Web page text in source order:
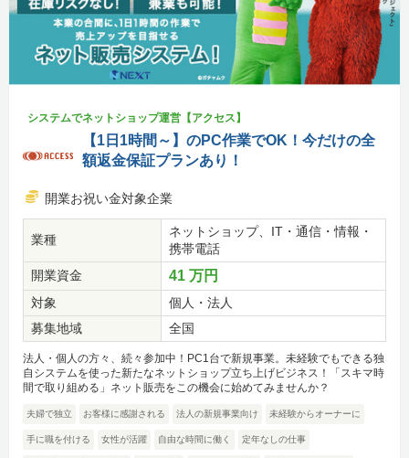
システムでネットショップ運営【アクセス】
【1日1時間～】のPC作業でOK！今だけの全
額返金保証プランあり！
開業お祝い金対象企業
業種
ネットショップ、IT・通信・情報・
携帯電話
開業資金
41 万円
対象
個人・法人
募集地域
全国
法人・個人の方々、続々参加中！PC1台で新規事業。未経験でもできる独
自システムを使った新たなネットショップ立ち上げビジネス！「スキマ時
間で取り組める」ネット販売をこの機会に始めてみませんか？
夫婦で独立 お客様に感謝される 法人の新規事業向け 未経験からオーナーに
手に職を付ける 女性が活躍 自由な時間に働く 定年なしの仕事